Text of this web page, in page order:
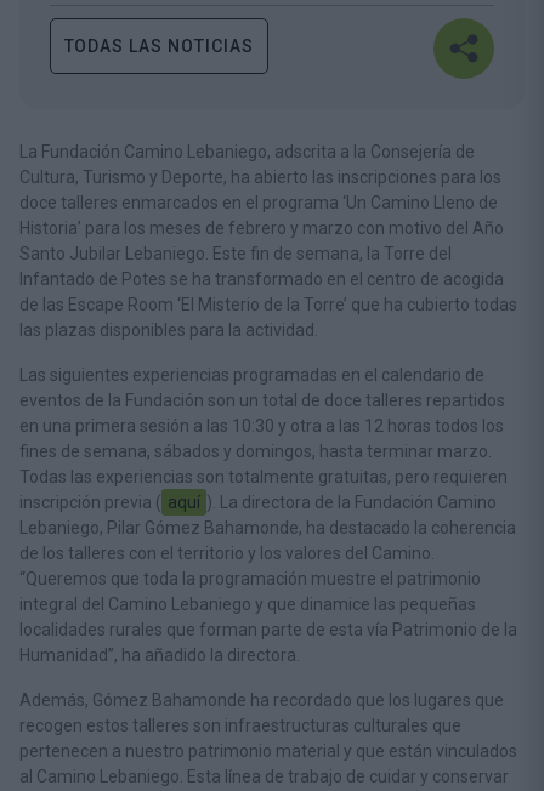
TODAS LAS NOTICIAS
La Fundación Camino Lebaniego, adscrita a la Consejería de
Cultura, Turismo y Deporte, ha abierto las inscripciones para los
doce talleres enmarcados en el programa ‘Un Camino Lleno de
Historia’ para los meses de febrero y marzo con motivo del Año
Santo Jubilar Lebaniego. Este fin de semana, la Torre del
Infantado de Potes se ha transformado en el centro de acogida
de las Escape Room ‘El Misterio de la Torre’ que ha cubierto todas
las plazas disponibles para la actividad.
Las siguientes experiencias programadas en el calendario de
eventos de la Fundación son un total de doce talleres repartidos
en una primera sesión a las 10:30 y otra a las 12 horas todos los
fines de semana, sábados y domingos, hasta terminar marzo.
Todas las experiencias son totalmente gratuitas, pero requieren
inscripción previa ( aquí ). La directora de la Fundación Camino
Lebaniego, Pilar Gómez Bahamonde, ha destacado la coherencia
de los talleres con el territorio y los valores del Camino.
“Queremos que toda la programación muestre el patrimonio
integral del Camino Lebaniego y que dinamice las pequeñas
localidades rurales que forman parte de esta vía Patrimonio de la
Humanidad”, ha añadido la directora.
Además, Gómez Bahamonde ha recordado que los lugares que
recogen estos talleres son infraestructuras culturales que
pertenecen a nuestro patrimonio material y que están vinculados
al Camino Lebaniego. Esta línea de trabajo de cuidar y conservar